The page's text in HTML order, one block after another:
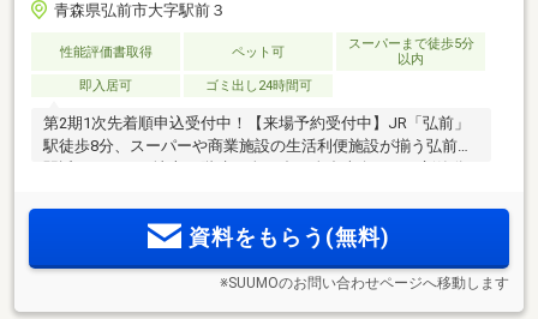
青森県弘前市大字駅前３
性能評価書取得 ペット可
スーパーまで徒歩5分
以内
即入居可
ゴミ出し24時間可
第2期1次先着順申込受付中！【来場予約受付中】JR「弘前」
駅徒歩8分、スーパーや商業施設の生活利便施設が揃う弘前市
資料をもらう(無料)
※SUUMOのお問い合わせページへ移動します